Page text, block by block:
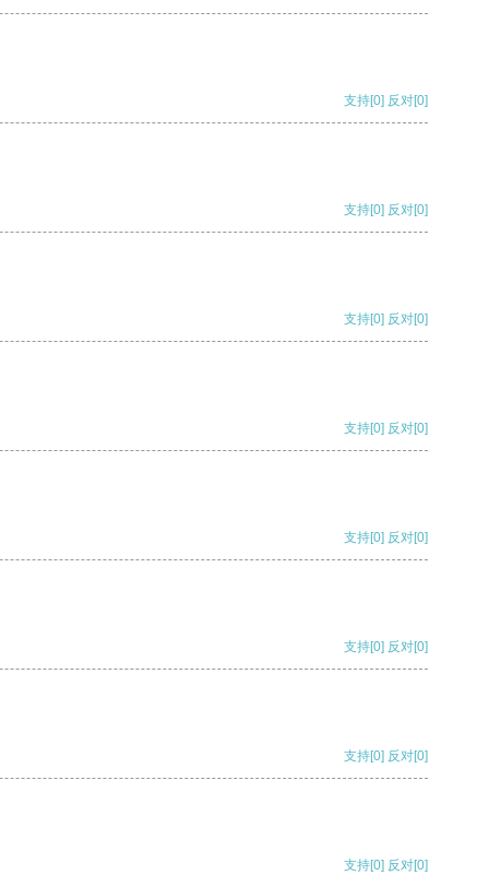
支持[0] 反对[0]
支持[0] 反对[0]
支持[0] 反对[0]
支持[0] 反对[0]
支持[0] 反对[0]
支持[0] 反对[0]
支持[0] 反对[0]
支持[0] 反对[0]